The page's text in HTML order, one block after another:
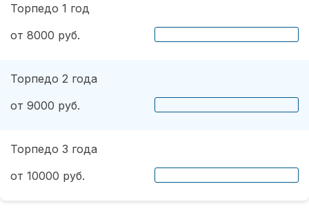
Торпедо 1 год
от 8000 руб.
Торпедо 2 года
от 9000 руб.
Торпедо 3 года
от 10000 руб.